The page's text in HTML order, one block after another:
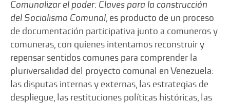
Comunalizar el poder: Claves para la construcción
del Socialismo Comunal, es producto de un proceso
de documentación participativa junto a comuneros y
comuneras, con quienes intentamos reconstruir y
repensar sentidos comunes para comprender la
pluriversalidad del proyecto comunal en Venezuela:
las disputas internas y externas, las estrategias de
despliegue, las restituciones políticas históricas, las